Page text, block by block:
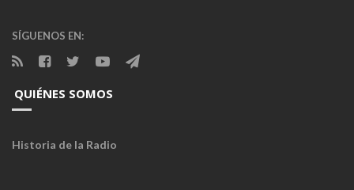
SÍGUENOS EN:
QUIÉNES SOMOS
Historia de la Radio